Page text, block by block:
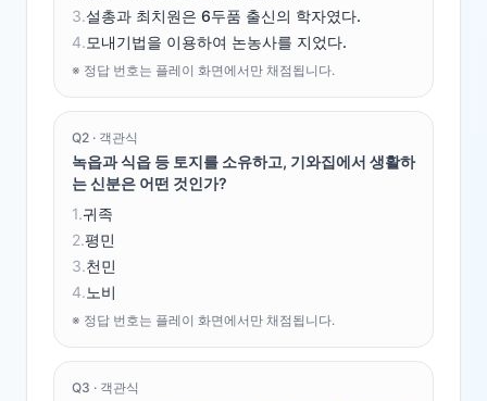
3.설총과 최치원은 6두품 출신의 학자였다.
4.모내기법을 이용하여 논농사를 지었다.
※ 정답 번호는 플레이 화면에서만 채점됩니다.
Q2 · 객관식
녹읍과 식읍 등 토지를 소유하고, 기와집에서 생활하
는 신분은 어떤 것인가?
1.귀족
2.평민
3.천민
4.노비
※ 정답 번호는 플레이 화면에서만 채점됩니다.
Q3 · 객관식